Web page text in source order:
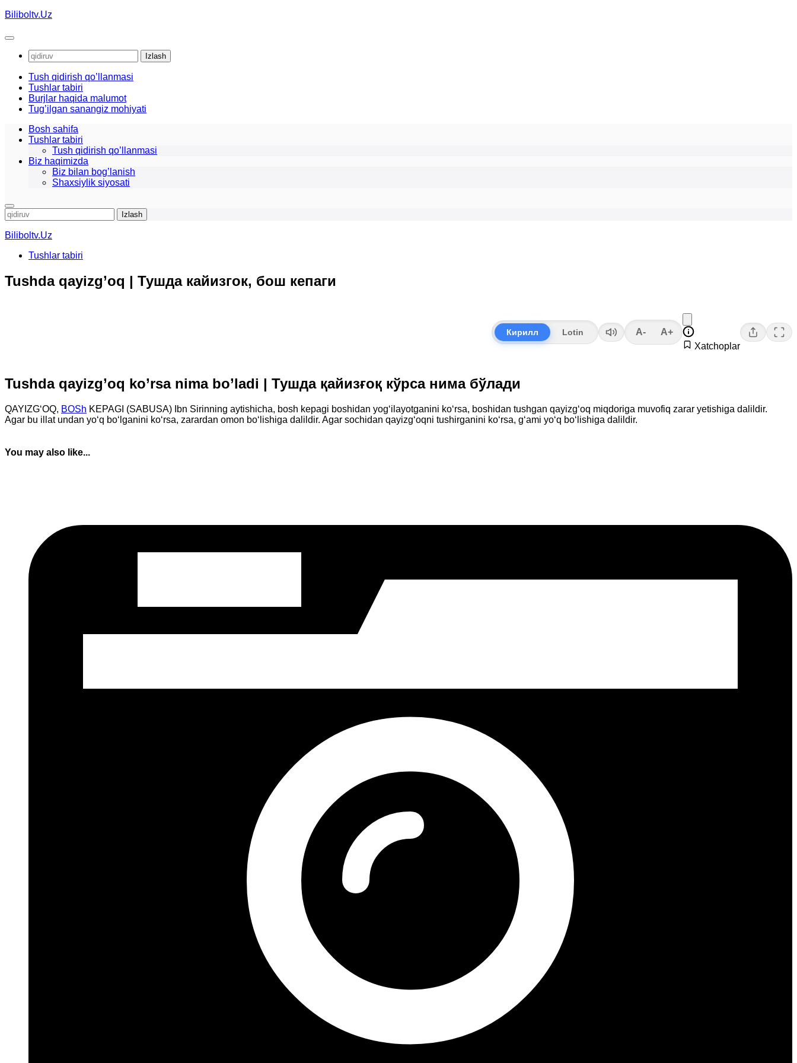
Skip
content
Biliboltv.Uz
Qidirshish:
Tush qidirish qo’llanmasi
Tushlar tabiri
Burjlar haqida malumot
Tug’ilgan sanangiz mohiyati
Bosh sahifa
Tushlar tabiri
Tush qidirish qo’llanmasi
Biz haqimizda
Biz bilan bog’lanish
Shaxsiylik siyosati
Qidirshish:
Biliboltv.Uz
Tushlar tabiri
Tushda qayizg’oq | Тушда кайизгок, бош кепаги
Кирилл Lotin A-
A+
Xatchoplar
Tushda qayizg’oq ko’rsa nima bo’ladi | Тушда қайизғоқ кўрса нима бўлади
QAYIZG‘OQ, BOSh KEPAGI (SABUSA) Ibn Sirinning aytishicha, bosh kepagi boshidan yog‘ilayotganini ko‘rsa, boshidan tushgan qayizg‘oq miqdoriga muvofiq zarar yetishiga dalildir.
Agar bu illat undan yo‘q bo‘lganini ko‘rsa, zarardan omon bo‘lishiga dalildir. Agar sochidan qayizg‘oqni tushirganini ko‘rsa, g‘ami yo‘q bo‘lishiga dalildir.
You may also like...